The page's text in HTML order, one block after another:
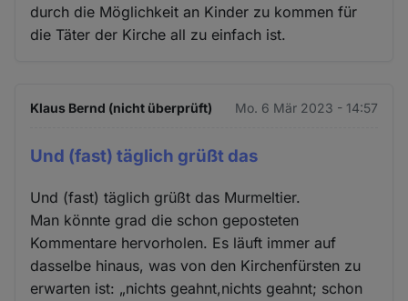
durch die Möglichkeit an Kinder zu kommen für
die Täter der Kirche all zu einfach ist.
Klaus Bernd (nicht überprüft) Mo. 6 Mär 2023 - 14:57
Und (fast) täglich grüßt das
Und (fast) täglich grüßt das Murmeltier.
Man könnte grad die schon geposteten
Kommentare hervorholen. Es läuft immer auf
dasselbe hinaus, was von den Kirchenfürsten zu
erwarten ist: „nichts geahnt,nichts geahnt; schon